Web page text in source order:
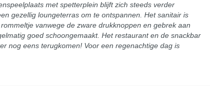
met spetterplein blijft zich steeds verder
gezellig loungeterras om te ontspannen. Het sanitair is
vanwege de zware drukknoppen en gebrek aan
goed schoongemaakt. Het restaurant en de snackbar
nog eens terugkomen! Voor een regenachtige dag is